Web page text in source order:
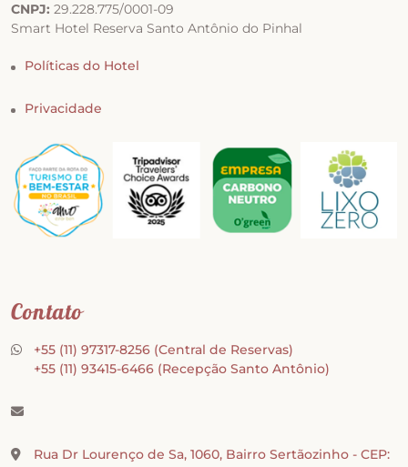
CNPJ: 29.228.775/0001-09
Smart Hotel Reserva Santo Antônio do Pinhal
Políticas do Hotel
Privacidade
Contato
+55 (11) 97317-8256 (Central de Reservas)
+55 (11) 93415-6466 (Recepção Santo Antônio)
Rua Dr Lourenço de Sa, 1060, Bairro Sertãozinho - CEP: